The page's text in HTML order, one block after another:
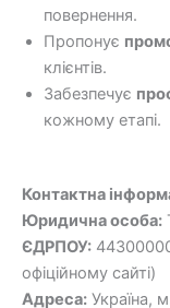
повернення.
Пропонує
клієнтів.
Забезпечує
кожному етапі.
Контактна
Юридична особа:
ЄДРПОУ:
офіційному сайті)
Адреса: Україна,